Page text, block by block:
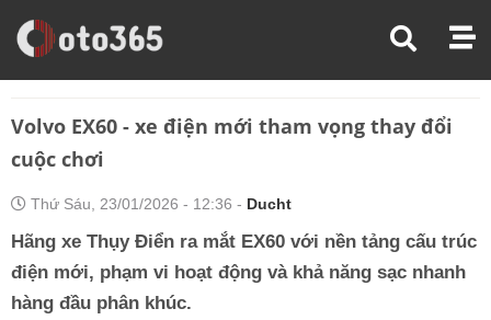
Trang Chủ
Tin Xe
Volvo EX60 - xe điện mới tham vọng thay đổi
cuộc chơi
Thứ Sáu, 23/01/2026 - 12:36 - Ducht
Hãng xe Thụy Điển ra mắt EX60 với nền tảng cấu trúc
điện mới, phạm vi hoạt động và khả năng sạc nhanh
hàng đầu phân khúc.